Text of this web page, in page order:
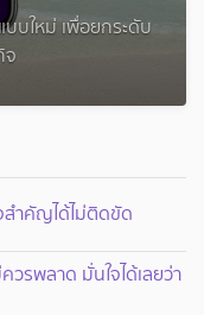
บใหม่ เพื่อยกระดับ
จ
ำคัญได้ไม่ติดขัด
วรพลาด มั่นใจได้เลยว่า